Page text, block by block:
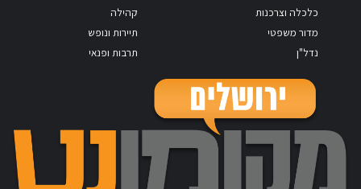
כלכלה וצרכנות
מדור משפטי
נדל"ן
קהילה
תיירות ונופש
תרבות ופנאי